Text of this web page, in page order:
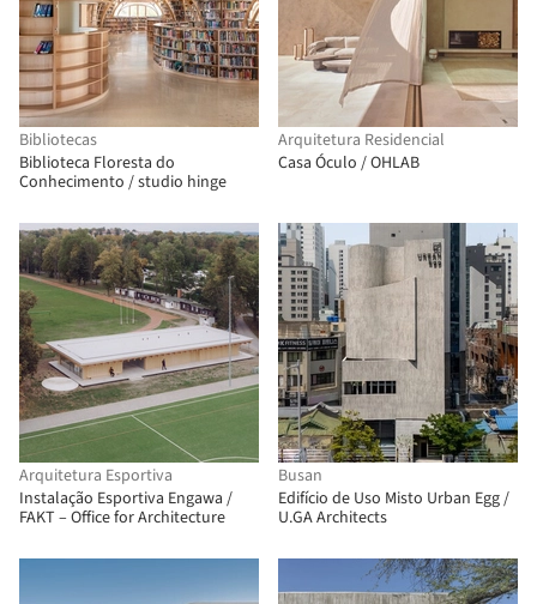
Bibliotecas
Biblioteca Floresta do
Conhecimento / studio hinge
Arquitetura Residencial
Casa Óculo / OHLAB
Arquitetura Esportiva
Instalação Esportiva Engawa /
FAKT – Office for Architecture
Busan
Edifício de Uso Misto Urban Egg /
U.GA Architects